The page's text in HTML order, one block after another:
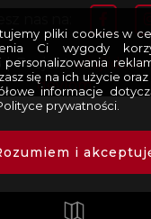
|Projekt
devlom
pliki cookies w
Ci wygody
personalizowania
się na ich użycie
informacje
prywatności.
i